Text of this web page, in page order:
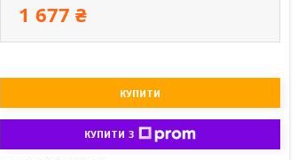
1 677 ₴
КУПИТИ
КУПИТИ З